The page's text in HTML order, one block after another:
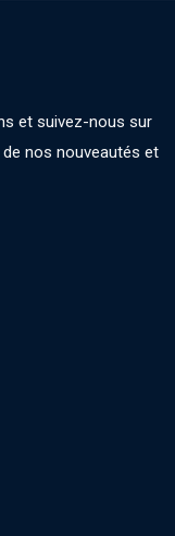
et suivez-nous sur
nos nouveautés et